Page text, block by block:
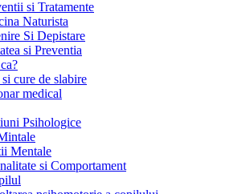
si Tratamente
Naturista
Si Depistare
si Preventia
cure de slabire
medical
Psihologice
Mentale
si Comportament